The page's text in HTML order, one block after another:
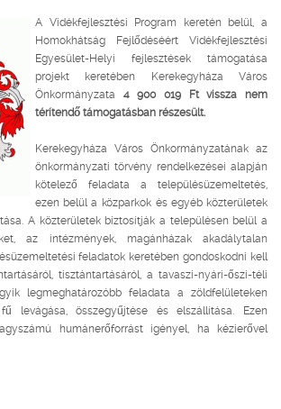
A Vidékfejlesztési Program keretén belül, a
Homokhátság Fejlődéséért Vidékfejlesztési
Egyesület-Helyi fejlesztések támogatása
projekt keretében Kerekegyháza Város
Önkormányzata 4 900 019 Ft vissza nem
térítendő támogatásban részesült.
Kerekegyháza Város Önkormányzatának az
önkormányzati törvény rendelkezései alapján
kötelező feladata a településüzemeltetés,
ezen belül a közparkok és egyéb közterületek
A közterületek biztosítják a településen belül a
az intézmények, magánházak akadálytalan
feladatok keretében gondoskodni kell
tisztántartásáról, a tavaszi-nyári-őszi-téli
legmeghatározóbb feladata a zöldfelületeken
levágása, összegyűjtése és elszállítása. Ezen
humánerőforrást igényel, ha kézierővel